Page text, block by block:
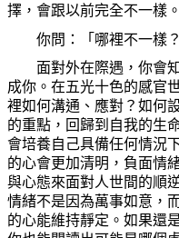
擇，會跟以前完全不一樣。
你問：「哪裡不一樣？
面對外在際遇，你會知
成你。在五光十色的感官
裡如何溝通、應對？如何
的重點，回歸到自我的生
會培養自己具備任何情況
的心會更加清明，負面情
與心態來面對人世間的順
情緒不是因為萬事如意，
的心能維持靜定。如果還